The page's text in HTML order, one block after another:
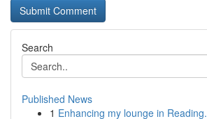
Search
Published News
1 Enhancing my lounge in Reading.